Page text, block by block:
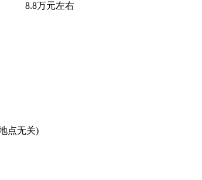
8.8万元左右
点无关)